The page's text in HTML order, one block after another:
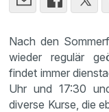
Nach den
wieder regulär
findet immer
Uhr und 17:30
diverse Kurse, die